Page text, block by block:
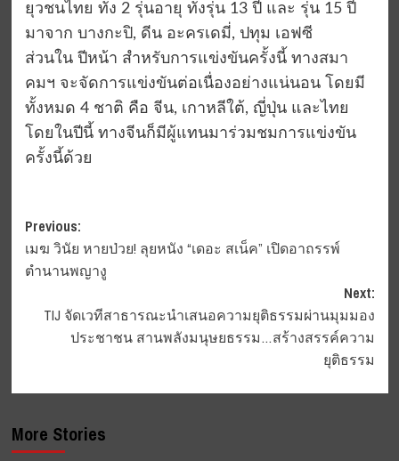
ยุวชนไทย ทั้ง 2 รุ่นอายุ ทั้งรุ่น 13 ปี และ รุ่น 15 ปี
มาจาก บางกะปิ, ดีน อะครเดมี่, ปทุม เอฟซี
ส่วนใน ปีหน้า สำหรับการแข่งขันครั้งนี้ ทางสมา
คมฯ จะจัดการแข่งขันต่อเนื่องอย่างแน่นอน โดยมี
ทั้งหมด 4 ชาติ คือ จีน, เกาหลีใต้, ญี่ปุ่น และไทย
โดยในปีนี้ ทางจีนก็มีผู้แทนมาร่วมชมการแข่งขัน
ครั้งนี้ด้วย
Post
navigation
Previous:
เมฆ วินัย หายป่วย! ลุยหนัง “เดอะ สเน็ค” เปิดอาถรรพ์
ตำนานพญางู
Next:
TIJ จัดเวทีสาธารณะนำเสนอความยุติธรรมผ่านมุมมอง
ประชาชน สานพลังมนุษยธรรม…สร้างสรรค์ความ
ยุติธรรม
More Stories